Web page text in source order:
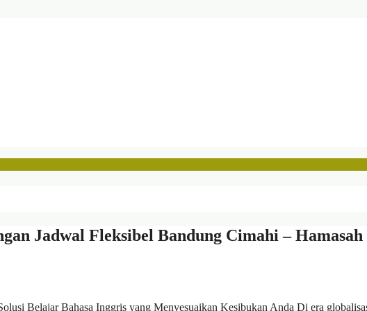
Jadwal Fleksibel Bandung Cimahi – Hamasah
Belajar Bahasa Inggris yang Menyesuaikan Kesibukan Anda Di era